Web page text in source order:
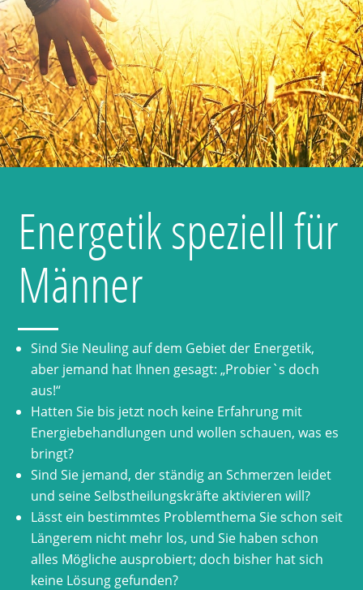
Energetik speziell für
Männer
Sind Sie Neuling auf dem Gebiet der Energetik,
aber jemand hat Ihnen gesagt: „Probier`s doch
aus!“
Hatten Sie bis jetzt noch keine Erfahrung mit
Energiebehandlungen und wollen schauen, was es
bringt?
Sind Sie jemand, der ständig an Schmerzen leidet
und seine Selbstheilungskräfte aktivieren will?
Lässt ein bestimmtes Problemthema Sie schon seit
Längerem nicht mehr los, und Sie haben schon
alles Mögliche ausprobiert; doch bisher hat sich
keine Lösung gefunden?